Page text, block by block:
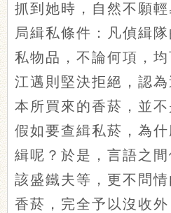
抓到她時，自然不願
局緝私條件：凡偵緝
私物品，不論何項，
江邁則堅決拒絕，認
本所買來的香菸，並不
假如要查緝私菸，為
緝呢？於是，言語之
該盛鐵夫等，更不問
香菸，完全予以沒收